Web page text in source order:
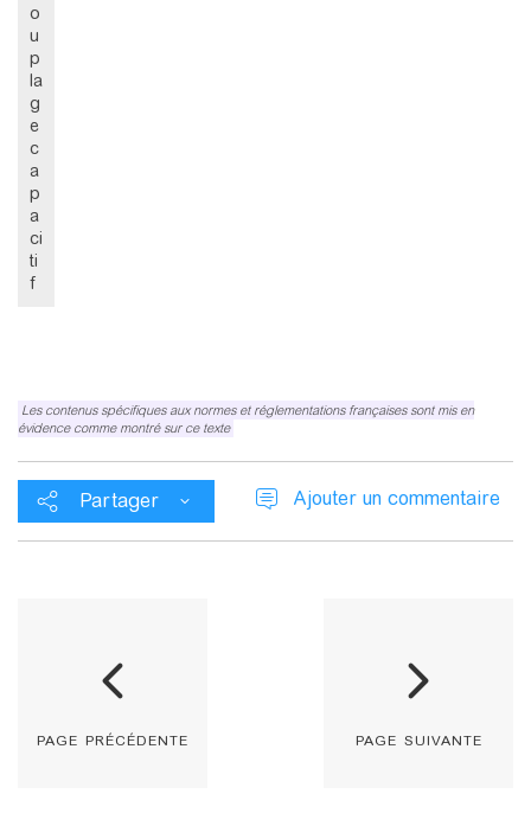
o
u
p
la
g
e
c
a
p
a
ci
ti
f
Les contenus spécifiques aux normes et réglementations françaises sont mis en
évidence comme montré sur ce texte
Partager Ajouter un commentaire
page précédente page suivante